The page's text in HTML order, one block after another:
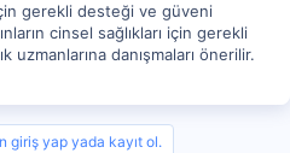
gerekli desteği ve güveni
cinsel sağlıkları için gerekli
uzmanlarına danışmaları önerilir.
giriş yap yada kayıt ol.